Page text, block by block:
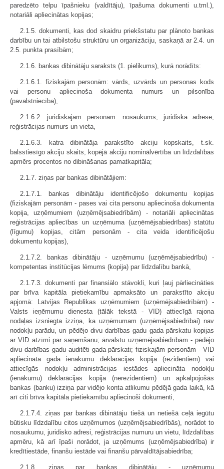
paredzēto telpu īpašnieku (valdītāju), īpašuma dokumenti u.tml.),
notariāli apliecinātas kopijas;
2.1.5. dokumenti, kas dod skaidru priekšstatu par plānoto bankas
darbību un tai atbilstošu struktūru un organizāciju, saskaņā ar 2.4. un
2.5. punkta prasībām;
2.1.6. bankas dibinātāju saraksts (1. pielikums), kurā norādīts:
2.1.6.1. fiziskajām personām: vārds, uzvārds un personas kods
vai personu apliecinoša dokumenta numurs un pilsonība
(pavalstniecība),
2.1.6.2. juridiskajām personām: nosaukums, juridiskā adrese,
reģistrācijas numurs un vieta,
2.1.6.3. katra dibinātāja parakstīto akciju kopskaits, t.sk.
balsstiesīgo akciju skaits, kopējā akciju nominālvērtība un līdzdalības
apmērs procentos no dibināšanas pamatkapitāla;
2.1.7. ziņas par bankas dibinātājiem:
2.1.7.1. bankas dibinātāju identificējošo dokumentu kopijas
(fiziskajām personām - pases vai cita personu apliecinoša dokumenta
kopija, uzņēmumiem (uzņēmējsabiedrībām) - notariāli apliecinātas
reģistrācijas apliecības un uzņēmuma (uzņēmējsabiedrības) statūtu
(līgumu) kopijas, citām personām - cita veida identificējošu
dokumentu kopijas),
2.1.7.2. bankas dibinātāju - uzņēmumu (uzņēmējsabiedrību) -
kompetentas institūcijas lēmums (kopija) par līdzdalību bankā,
2.1.7.3. dokumenti par finansiālo stāvokli, kuri ļauj pārliecināties
par brīva kapitāla pietiekamību apmaksāto un parakstīto akciju
apjomā: Latvijas Republikas uzņēmumiem (uzņēmējsabiedrībām) -
Valsts ieņēmumu dienesta (tālāk tekstā - VID) attiecīgā rajona
nodaļas izsniegta izziņa, ka uzņēmumam (uzņēmējsabiedrībai) nav
nodokļu parādu, un pēdējo divu darbības gadu gada pārskatu kopijas
ar VID atzīmi par saņemšanu; ārvalstu uzņēmējsabiedrībām - pēdējo
divu darbības gadu auditēti gada pārskati; fiziskajām personām - VID
apliecināta gada ienākumu deklarācijas kopija (rezidentiem) vai
attiecīgās nodokļu administrācijas iestādes apliecināta nodokļu
(ienākumu) deklarācijas kopija (nerezidentiem) un apkalpojošās
bankas (banku) izziņa par vidējo konta atlikumu pēdējā gada laikā, kā
arī citi brīva kapitāla pietiekamību apliecinoši dokumenti,
2.1.7.4. ziņas par bankas dibinātāju tiešā un netiešā ceļā iegūtu
būtisku līdzdalību citos uzņēmumos (uzņēmējsabiedrībās), norādot to
nosaukumu, juridisko adresi, reģistrācijas numuru un vietu, līdzdalības
apmēru, kā arī īpaši norādot, ja uzņēmums (uzņēmējsabiedrība) ir
kredītiestāde, finanšu iestāde vai finanšu pārvaldītājsabiedrība;
2.1.8. ziņas par bankas dibinātāju - uzņēmumu